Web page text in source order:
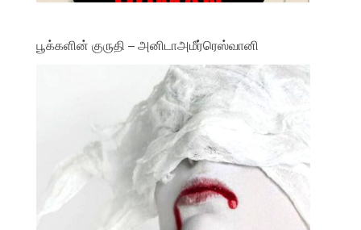
பூக்களின் குருதி – அனிடாஅமீர்ரெஸ்வானி